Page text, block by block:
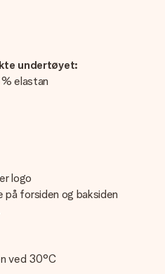
undertøyet:
elastan
logo
forsiden og baksiden
ved 30°C